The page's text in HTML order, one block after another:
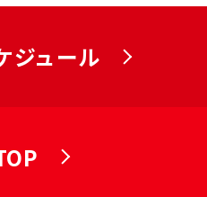
ジュール